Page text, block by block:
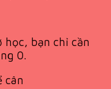
học, bạn chỉ cần
0.
cân